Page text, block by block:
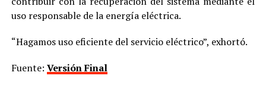
uso responsable de la energía eléctrica.
“Hagamos uso eficiente del servicio eléctrico”, exhortó.
Fuente: Versión Final